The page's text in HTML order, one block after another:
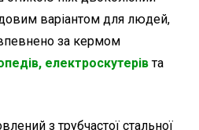
варіантом для людей,
за кермом
електроскутерівта
з трубчастої стальної